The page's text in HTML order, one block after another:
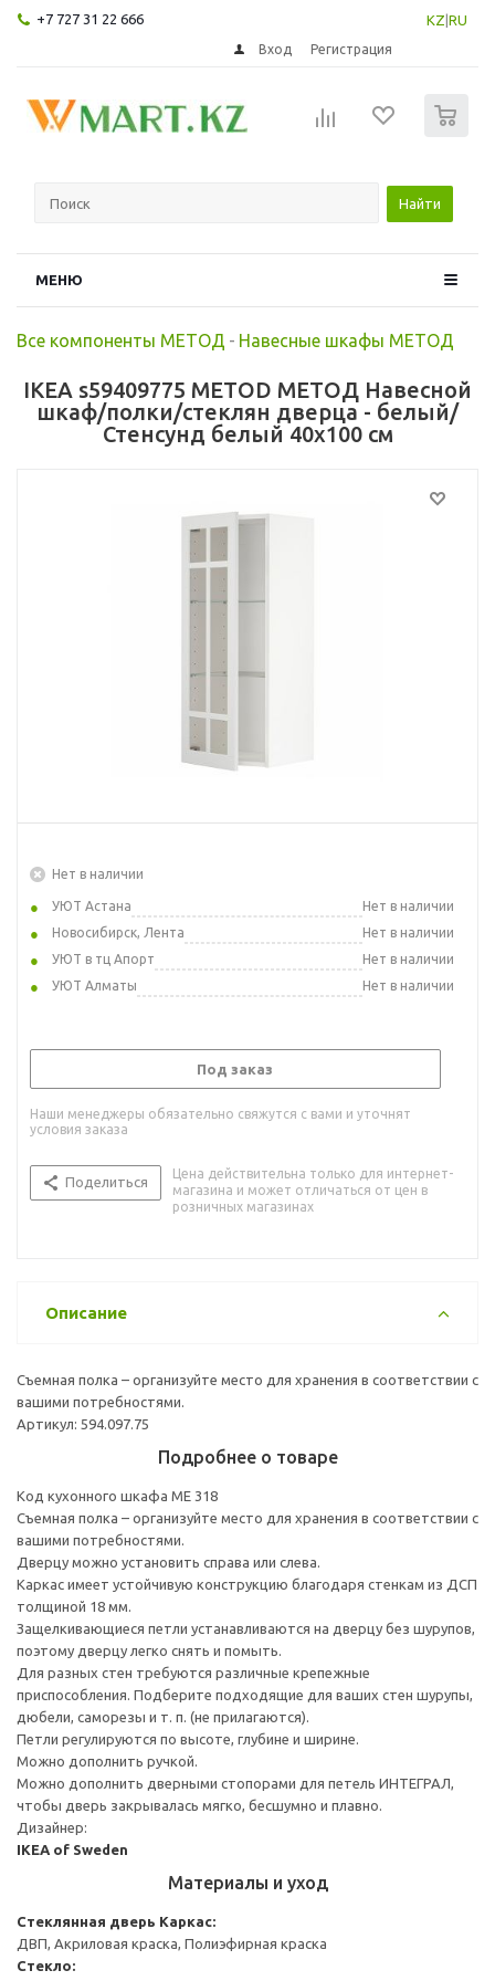
+7 727 31 22 666 KZ RU
Вход Регистрация
Найти
МЕНЮ
Все компоненты МЕТОД - Навесные шкафы МЕТОД
IKEA s59409775 METOD МЕТОД Навесной
шкаф/полки/стеклян дверца - белый/
Стенсунд белый 40x100 см
Нет в наличии
УЮТ Астана
Нет в наличии
Новосибирск, Лента
Нет в наличии
УЮТ в тц Апорт
Нет в наличии
УЮТ Алматы
Нет в наличии
Под заказ
Наши менеджеры обязательно свяжутся с вами и уточнят
условия заказа
Поделиться
Цена действительна только для интернет-
магазина и может отличаться от цен в
розничных магазинах
Описание
Съемная полка – организуйте место для хранения в соответствии с
вашими потребностями.
Артикул: 594.097.75
Подробнее о товаре
Код кухонного шкафа ME 318
Съемная полка – организуйте место для хранения в соответствии с
вашими потребностями.
Дверцу можно установить справа или слева.
Каркас имеет устойчивую конструкцию благодаря стенкам из ДСП
толщиной 18 мм.
Защелкивающиеся петли устанавливаются на дверцу без шурупов,
поэтому дверцу легко снять и помыть.
Для разных стен требуются различные крепежные
приспособления. Подберите подходящие для ваших стен шурупы,
дюбели, саморезы и т. п. (не прилагаются).
Петли регулируются по высоте, глубине и ширине.
Можно дополнить ручкой.
Можно дополнить дверными стопорами для петель ИНТЕГРАЛ,
чтобы дверь закрывалась мягко, бесшумно и плавно.
Дизайнер:
IKEA of Sweden
Материалы и уход
Стеклянная дверь Каркас:
ДВП, Акриловая краска, Полиэфирная краска
Стекло: